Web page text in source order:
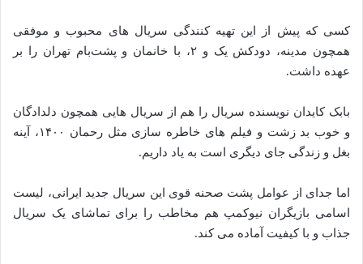
کسی که پیش از این تهیه کنندگی سریال های محبوب و موفقی
همچون مدینه، دودکش یک و ۲، با خانمان و پشت‌بام تهران را بر
عهده داشت.
بابک کایدان نویسنده سریال را هم از سریال هایی همچون دلدادگان
و خوب بد زشت و فیلم های خاطره سازی مثل رحمان ۱۴۰۰، آینه
بغل و زندگی جای دیگری است به یاد داریم.
اما جدای از عوامل پشت صحنه قوی این سریال جدید ایرانی، لیست
اسامی بازیگران نیوکمپ هم مخاطب را برای تماشای یک سریال
جذاب و با کیفیت آماده می کند.